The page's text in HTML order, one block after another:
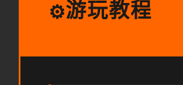
⚙️游玩教程